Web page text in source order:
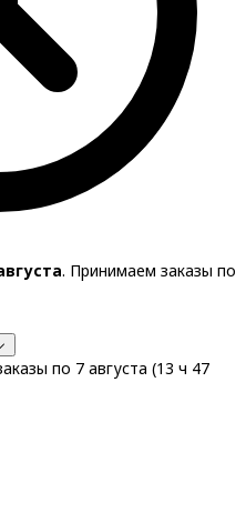
. Принимаем заказы по
по 7 августа (13 ч 47